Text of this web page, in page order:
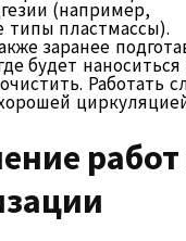
(например,
пластмассы).
заранее
будет
Работать
работ